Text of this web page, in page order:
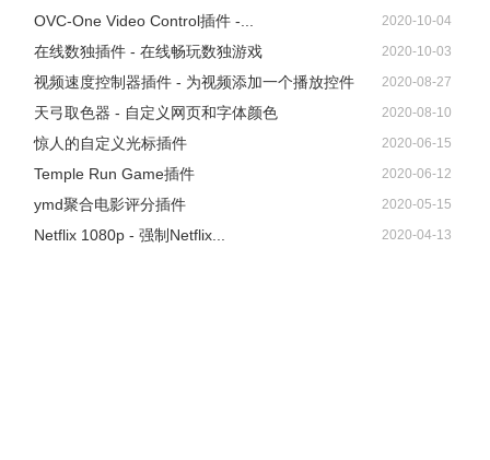
OVC-One Video Control插件 -... 2020-10-04
在线数独插件 - 在线畅玩数独游戏 2020-10-03
视频速度控制器插件 - 为视频添加一个播放控件 2020-08-27
天弓取色器 - 自定义网页和字体颜色 2020-08-10
惊人的自定义光标插件 2020-06-15
Temple Run Game插件 2020-06-12
ymd聚合电影评分插件 2020-05-15
Netflix 1080p - 强制Netflix... 2020-04-13